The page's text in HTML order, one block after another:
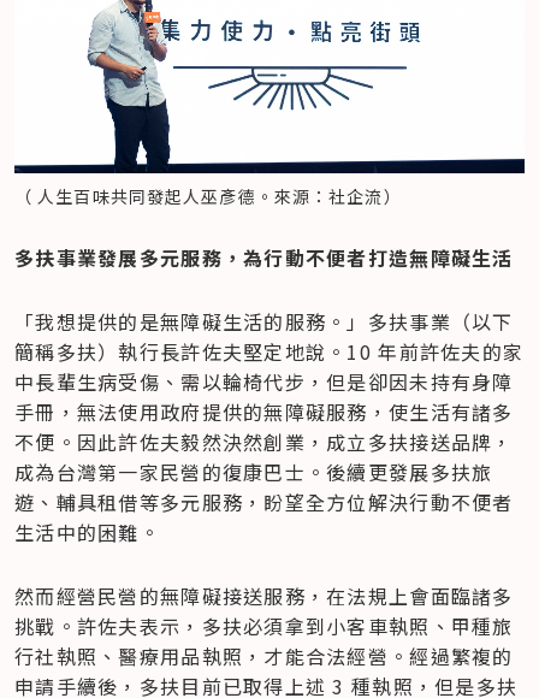
（ 人生百味共同發起人巫彥德。來源：社企流）
多扶事業發展多元服務，為行動不便者打造無障礙生活
「我想提供的是無障礙生活的服務。」多扶事業（以下
簡稱多扶）執行長許佐夫堅定地說。10 年前許佐夫的家
中長輩生病受傷、需以輪椅代步，但是卻因未持有身障
手冊，無法使用政府提供的無障礙服務，使生活有諸多
不便。因此許佐夫毅然決然創業，成立多扶接送品牌，
成為台灣第一家民營的復康巴士。後續更發展多扶旅
遊、輔具租借等多元服務，盼望全方位解決行動不便者
生活中的困難。
然而經營民營的無障礙接送服務，在法規上會面臨諸多
挑戰。許佐夫表示，多扶必須拿到小客車執照、甲種旅
行社執照、醫療用品執照，才能合法經營。經過繁複的
申請手續後，多扶目前已取得上述 3 種執照，但是多扶